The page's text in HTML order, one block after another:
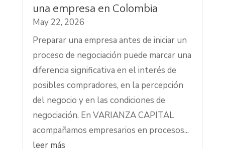
una empresa en Colombia
May 22, 2026
Preparar una empresa antes de iniciar un
proceso de negociación puede marcar una
diferencia significativa en el interés de
posibles compradores, en la percepción
del negocio y en las condiciones de
negociación. En VARIANZA CAPITAL
acompañamos empresarios en procesos...
leer más